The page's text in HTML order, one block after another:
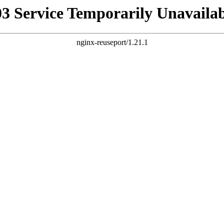
Service Temporarily
nginx-reuseport/1.21.1